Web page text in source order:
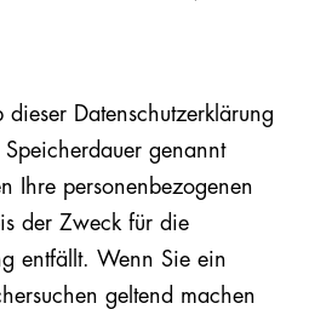
Datenschutzerklärung
Speicherdauer genannt
Ihre personenbezogenen
der Zweck für die
entfällt. Wenn Sie ein
geltend machen